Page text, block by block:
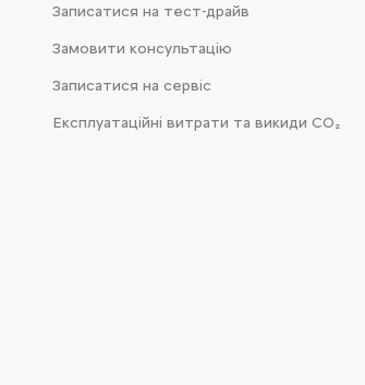
Записатися на тест-драйв
Замовити консультацію
Записатися на сервіс
Експлуатаційні витрати та викиди CO₂